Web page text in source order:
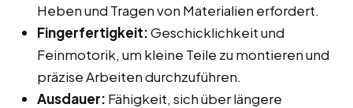
Heben und Tragen von Materialien erfordert.
Fingerfertigkeit:Geschicklichkeit und
Feinmotorik, um kleine Teile zu montieren und
präzise Arbeiten durchzuführen.
Ausdauer: Fähigkeit, sich über längere